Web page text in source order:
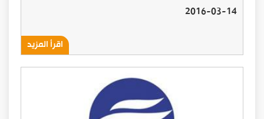
2016-03-14
اقرأ المزيد